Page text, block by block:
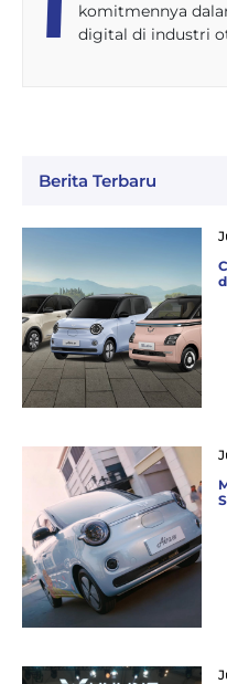
komitmennya
digital di industri
Berita Terbaru